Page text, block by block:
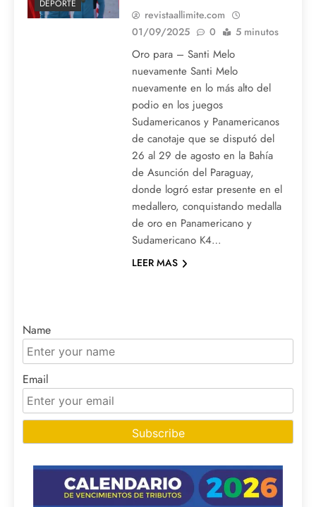
DEPORTE
revistaallimite.com
01/09/2025
0 5 minutos
Oro para – Santi Melo
nuevamente Santi Melo
nuevamente en lo más alto del
podio en los juegos
Sudamericanos y Panamericanos
de canotaje que se disputó del
26 al 29 de agosto en la Bahía
de Asunción del Paraguay,
donde logró estar presente en el
medallero, conquistando medalla
de oro en Panamericano y
Sudamericano K4…
LEER MAS
Name
Email